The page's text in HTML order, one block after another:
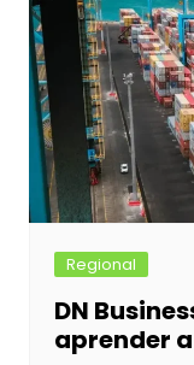
o
k
g
er
p
Regional
DN
aprender